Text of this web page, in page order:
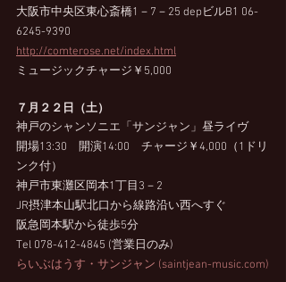
大阪市中央区東心斎橋1－7－25 depビルB1 06-
6245-9390
http://comterose.net/index.html
ミュージックチャージ￥5,000
７月２２日（土）
神戸のシャンソニエ「サンジャン」昼ライヴ
開場13:30　開演14:00　チャージ￥4,000（1ドリ
ンク付）
神戸市東灘区岡本1丁目3－2
JR摂津本山駅北口から線路沿い西へすぐ
阪急岡本駅から徒歩5分
Tel 078-412-4845 (営業日のみ)
らいぶはうす・サンジャン (saintjean-music.com)